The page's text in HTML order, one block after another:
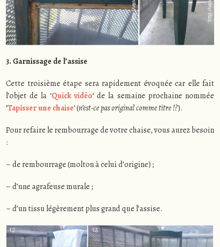
3. Garnissage de l’assise
Cette troisième étape sera rapidement évoquée car elle fait
l’objet de la ‘Quick vidéo‘ de la semaine prochaine nommée
‘Tapisser une chaise‘ (n’est-ce pas original comme titre !?).
Pour refaire le rembourrage de votre chaise, vous aurez besoin
:
– de rembourrage (molton à celui d’origine) ;
– d’une agrafeuse murale ;
– d’un tissu légèrement plus grand que l’assise.